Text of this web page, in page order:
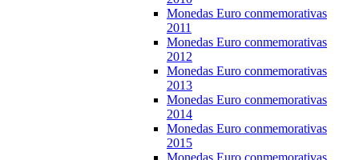
Monedas Euro conmemorativas
2011
Monedas Euro conmemorativas
2012
Monedas Euro conmemorativas
2013
Monedas Euro conmemorativas
2014
Monedas Euro conmemorativas
2015
Monedas Euro conmemorativas